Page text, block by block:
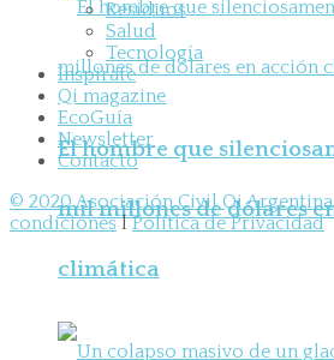
El hombre que
mil millones de dólares
climática
Residuos
Salud
Tecnología
Inspirate
Qi magazine
EcoGuía
Newsletter
Contacto
© 2020 Asociación Civil Qi Argentina
condicioneslPolítica de Privacidad